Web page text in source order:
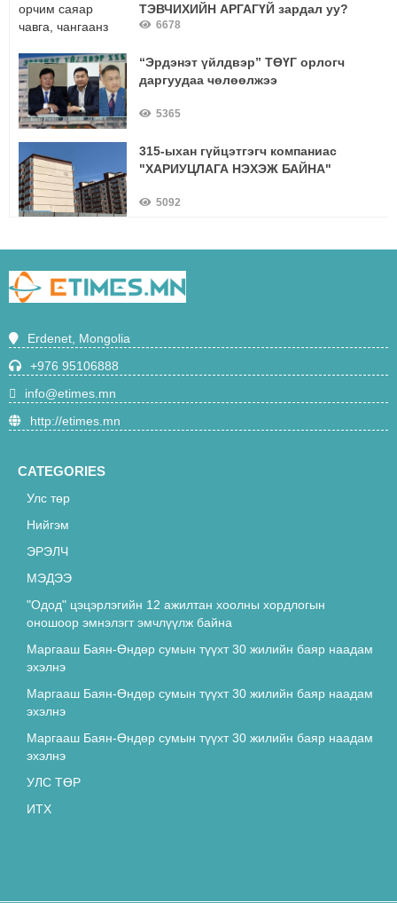
ТЭВЧИХИЙН АРГАГҮЙ зардал уу?
6678
“Эрдэнэт үйлдвэр” ТӨҮГ орлогч
даргуудаа чөлөөлжээ
5365
315-ыхан гүйцэтгэгч компаниас
"ХАРИУЦЛАГА НЭХЭЖ БАЙНА"
5092
сургалтын арга хэлбэрээр нөхөх
боломжгүй нь батлагдлаа"
5031
чиглэлийн суудлын галт тэрэг 21 цаг
4709
хоолны хордлогын оношоор
түдгэлзүүллээ
4641
ЗАЙЛШГҮЙ мэдэх ёстой зүйлс
4518
Erdenet, Mongolia
+976 95106888
info@etimes.mn
http://etimes.mn
CATEGORIES
Улс төр
Нийгэм
ЭРЭЛЧ
МЭДЭЭ
"Одод" цэцэрлэгийн 12 ажилтан хоолны хордлогын
оношоор эмнэлэгт эмчлүүлж байна
Маргааш Баян-Өндөр сумын түүхт 30 жилийн баяр наадам
эхэлнэ
Маргааш Баян-Өндөр сумын түүхт 30 жилийн баяр наадам
эхэлнэ
Маргааш Баян-Өндөр сумын түүхт 30 жилийн баяр наадам
эхэлнэ
УЛС ТӨР
ИТХ